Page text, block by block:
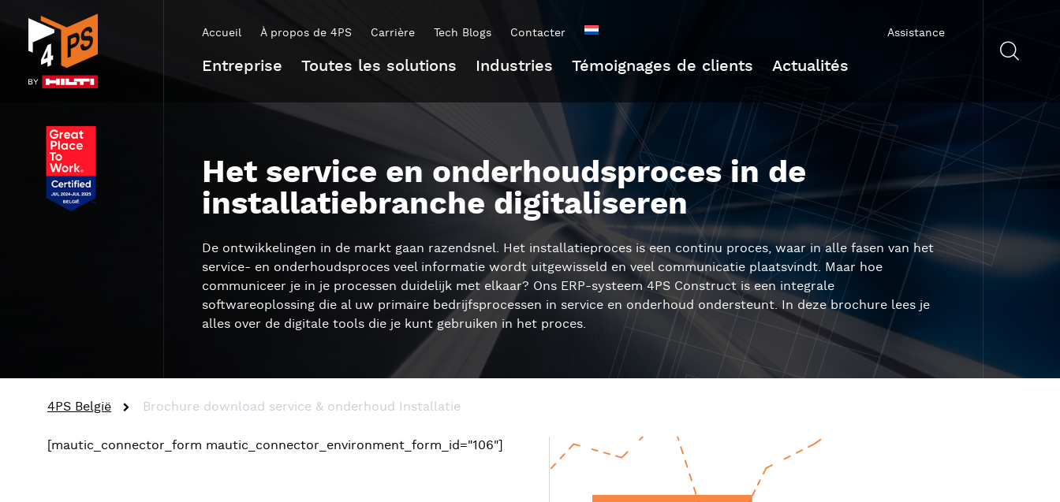
Accueil À propos de 4PS Carrière Tech Blogs Contacter
Entreprise Toutes les solutions Industries Témoignages de clients Actualités
Assistance
Het service en onderhoudsproces in de
installatiebranche digitaliseren
De ontwikkelingen in de markt gaan razendsnel. Het installatieproces is een continu proces, waar in alle fasen van het
service- en onderhoudsproces veel informatie wordt uitgewisseld en veel communicatie plaatsvindt. Maar hoe
communiceer je in je processen duidelijk met elkaar? Ons ERP-systeem 4PS Construct is een integrale
softwareoplossing die al uw primaire bedrijfsprocessen in service en onderhoud ondersteunt. In deze brochure lees je
alles over de digitale tools die je kunt gebruiken in het proces.
4PS België Brochure download service & onderhoud Installatie
[mautic_connector_form mautic_connector_environment_form_id="106"]